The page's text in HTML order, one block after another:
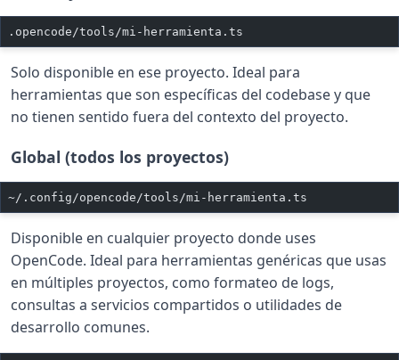
.opencode/tools/mi-herramienta.ts
Solo disponible en ese proyecto. Ideal para
herramientas que son específicas del codebase y que
no tienen sentido fuera del contexto del proyecto.
Global (todos los proyectos)
~/.config/opencode/tools/mi-herramienta.ts
Disponible en cualquier proyecto donde uses
OpenCode. Ideal para herramientas genéricas que usas
en múltiples proyectos, como formateo de logs,
consultas a servicios compartidos o utilidades de
desarrollo comunes.